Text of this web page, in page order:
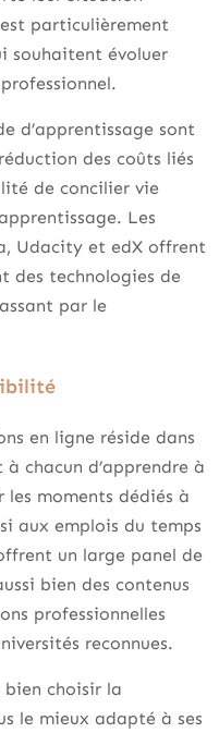
particulièrement
souhaitent évoluer
d’apprentissage sont
des coûts liés
de concilier vie
Les
Udacity et edX offrent
des technologies de
par le
en ligne réside dans
chacun d’apprendre à
moments dédiés à
aux emplois du temps
un large panel de
bien des contenus
professionnelles
reconnues.
choisir la
le mieux adapté à ses